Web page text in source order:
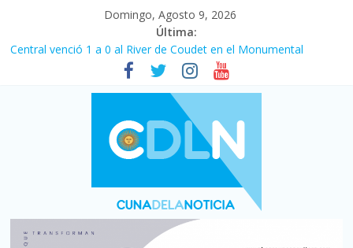
Domingo, Agosto 9, 2026
Última:
Central venció 1 a 0 al River de Coudet en el Monumental
La morosidad alcanzó su nivel más alto en dos décadas y ya
afecta a 400 mil deudores en Santa Fe
Desde que asumió Milei cerraron 41.000 kioscos: el sector
denuncia crisis como en 2001
Vacaciones de invierno con más movimiento y consumo
turístico: 4,6 millones de personas viajaron por el país, un 5,9%
Fuerte caída de la venta de autos usados en julio: bajó un 12,6%